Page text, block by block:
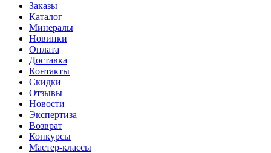
Заказы
Каталог
Минералы
Новинки
Оплата
Доставка
Контакты
Скидки
Отзывы
Новости
Экспертиза
Возврат
Конкурсы
Мастер-классы